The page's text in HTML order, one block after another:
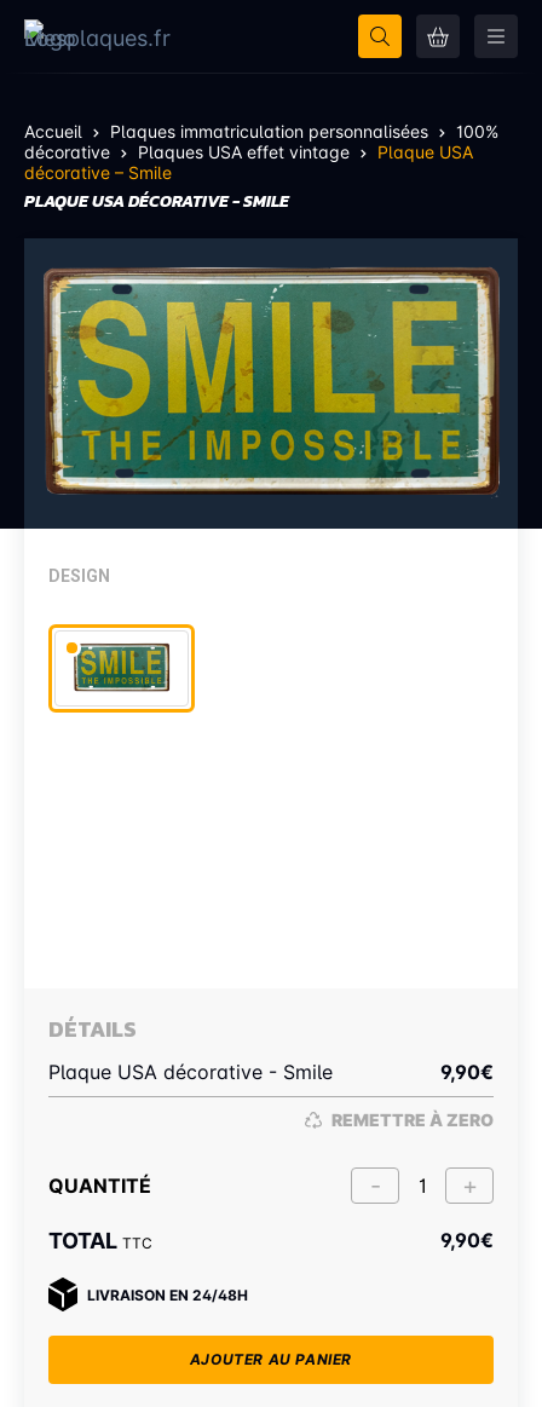
Accueil Plaques immatriculation personnalisées
100%
décorative
Plaques USA effet vintage
Plaque USA
décorative – Smile
PLAQUE USA DÉCORATIVE - SMILE
DESIGN
DÉTAILS
Plaque USA décorative - Smile 9,90€
REMETTRE À ZERO
QUANTITÉ
TOTAL TTC 9,90€
LIVRAISON EN 24/48H
AJOUTER AU PANIER